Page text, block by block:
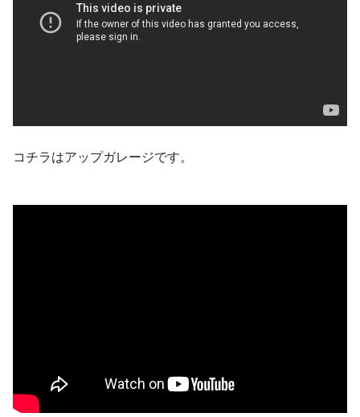
コチラはアップガレージです。